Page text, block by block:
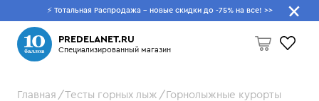
⚡ Тотальная Распродажа - новые скидки до -75% на все! >>
PREDELANET.RU
Специализированный магазин
Что будем искать?
Главная Тесты горных лыж
Горнолыжные курорты